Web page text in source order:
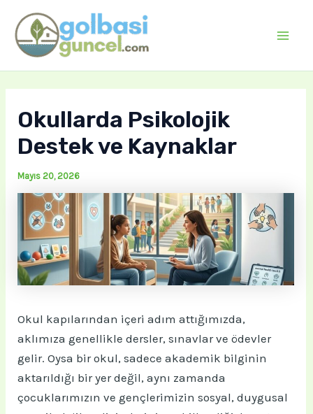
İçeriğe
atla
Okullarda Psikolojik
Destek ve Kaynaklar
Mayıs 20, 2026
Okul kapılarından içeri adım attığımızda,
aklımıza genellikle dersler, sınavlar ve ödevler
gelir. Oysa bir okul, sadece akademik bilginin
aktarıldığı bir yer değil, aynı zamanda
çocuklarımızın ve gençlerimizin sosyal, duygusal